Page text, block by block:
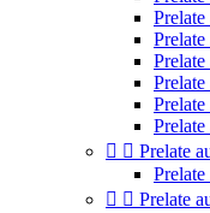
  Prelate
  Prelate